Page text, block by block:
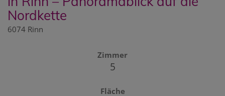
Nordkette
6074 Rinn
Zimmer
5
Fläche